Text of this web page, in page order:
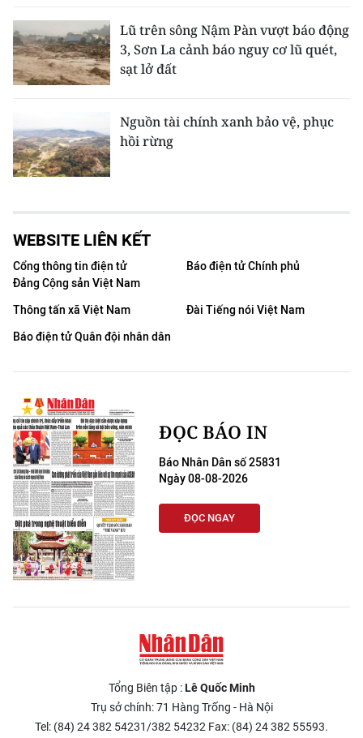
Lũ trên sông Nậm Pàn vượt báo động
3, Sơn La cảnh báo nguy cơ lũ quét,
sạt lở đất
Nguồn tài chính xanh bảo vệ, phục
hồi rừng
WEBSITE LIÊN KẾT
Cổng thông tin điện tử
Đảng Cộng sản Việt Nam
Báo điện tử Chính phủ
Thông tấn xã Việt Nam
Đài Tiếng nói Việt Nam
Báo điện tử Quân đội nhân dân
ĐỌC BÁO IN
Báo Nhân Dân số 25831
Ngày 08-08-2026
ĐỌC NGAY
Tổng Biên tập :Lê Quốc Minh
Trụ sở chính: 71 Hàng Trống - Hà Nội
Tel: (84) 24 382 54231/382 54232 Fax: (84) 24 382 55593.